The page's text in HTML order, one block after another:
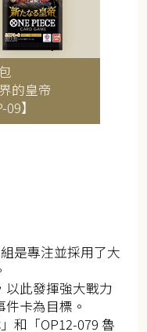
的皇帝
09】
是專注並採用了大
以此發揮強大戰力
卡為目標。
和「OP12-079 魯